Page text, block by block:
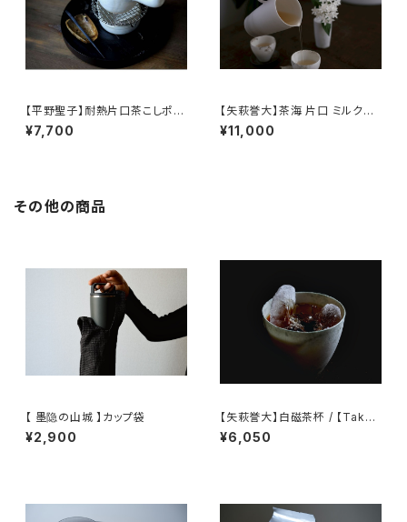
【平野聖子】耐熱片口茶こしポッ
ト / 【Masako Hirano】Heat-r
esistant spout tea strainer
¥7,700
【矢萩誉大】茶海 片口 ミルクピ
ッチャー / 【Takahiro Yahagi】
Fair cup Katakuchi Milk pit
¥11,000
その他の商品
【 墨隐の山城 】カップ袋
¥2,900
【矢萩誉大】白磁茶杯 / 【Takah
iro Yahagi】teacup
¥6,050